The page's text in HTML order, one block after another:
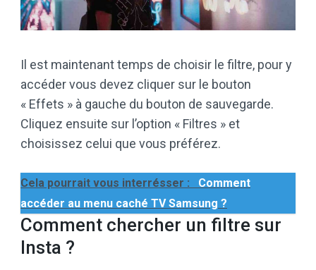
Il est maintenant temps de choisir le filtre, pour y
accéder vous devez cliquer sur le bouton
« Effets » à gauche du bouton de sauvegarde.
Cliquez ensuite sur l’option « Filtres » et
choisissez celui que vous préférez.
Cela pourrait vous interrésser :
Comment
accéder au menu caché TV Samsung ?
Comment chercher un filtre sur
Insta ?